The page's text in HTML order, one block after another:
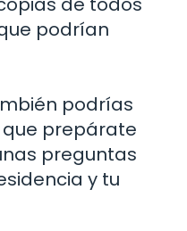
podrían
podrías
prepárate
preguntas
y tu